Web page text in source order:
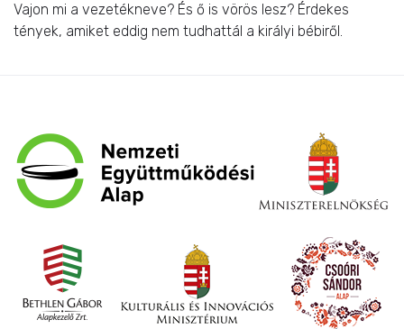
Vajon mi a vezetékneve? És ő is vörös lesz? Érdekes
tények, amiket eddig nem tudhattál a királyi bébiről.